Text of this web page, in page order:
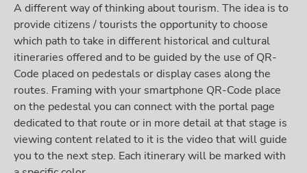
A different way of thinking about tourism. The idea is to
provide citizens / tourists the opportunity to choose
which path to take in different historical and cultural
itineraries offered and to be guided by the use of QR-
Code placed on pedestals or display cases along the
routes. Framing with your smartphone QR-Code place
on the pedestal you can connect with the portal page
dedicated to that route or in more detail at that stage is
viewing content related to it is the video that will guide
you to the next step. Each itinerary will be marked with